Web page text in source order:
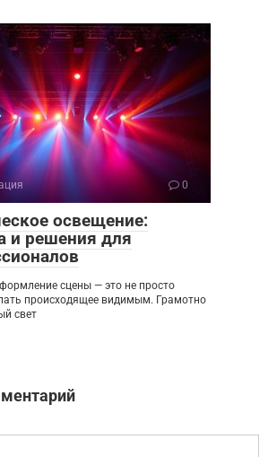
0
освещение:
и решения для
сцены — это не просто
происходящее видимым. Грамотно
свет